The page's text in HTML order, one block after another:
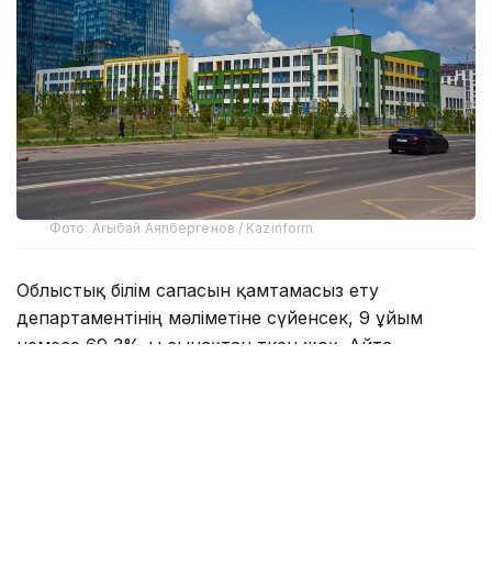
Фото: Ағыбай Аяпбергенов / Kazinform
Облыстық білім сапасын қамтамасыз ету
департаментінің мәліметіне сүйенсек, 9 ұйым
немесе 69,3%-ы сынақтан өткен жоқ. Айта